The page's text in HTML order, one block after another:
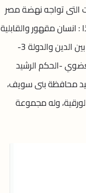
التى تواجه نهضة مصر
انسان مقهور والقابلية
للاستبداد مضيفا على ان الحل يكمن فى ثلاث نقاط : 1-الديمقراطية 2- العلمانية:الفصل بين الدين والدولة 3-
-الحكم الرشيد
محافظة بنى سويف،
وله مجموعة